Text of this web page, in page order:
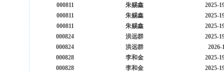
000811
朱赐鑫
2025-
000811
朱赐鑫
2025-
000811
朱赐鑫
2025-
000824
洪远群
2025-
000824
洪远群
2026-
000828
李和金
2025-
000828
李和金
2025-